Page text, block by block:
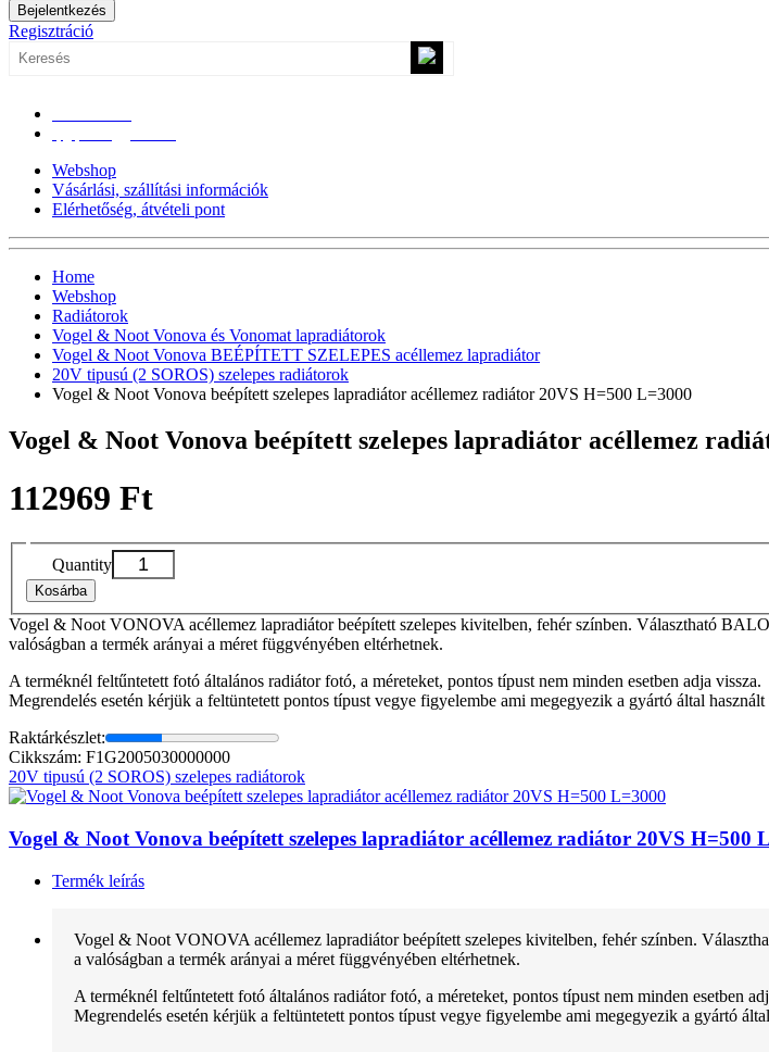
Bejelentkezés
Regisztráció
Webshop
Vásárlási, szállítási információk
Elérhetőség, átvételi pont
Home
Webshop
Radiátorok
Vogel & Noot Vonova és Vonomat lapradiátorok
Vogel & Noot Vonova BEÉPÍTETT SZELEPES acéllemez lapradiátor
20V tipusú (2 SOROS) szelepes radiátorok
Vogel & Noot Vonova beépített szelepes lapradiátor acéllemez radiátor 20VS H=500 L=3000
Vogel & Noot Vonova beépített szelepes lapradiátor acéllemez
112969 Ft
Quantity
Kosárba
Vogel & Noot VONOVA acéllemez lapradiátor beépített szelepes kivitelben, fehér színben. Választható
valóságban a termék arányai a méret függvényében eltérhetnek.
A terméknél feltűntetett fotó általános radiátor fotó, a méreteket, pontos típust nem minden esetben adja vissza.
Megrendelés esetén kérjük a feltüntetett pontos típust vegye figyelembe ami megegyezik a gyártó által
Raktárkészlet:
Cikkszám: F1G2005030000000
20V tipusú (2 SOROS) szelepes radiátorok
Vogel & Noot Vonova beépített szelepes lapradiátor acéllemez radiátor 20VS H=500
Termék leírás
Vogel & Noot VONOVA acéllemez lapradiátor beépített szelepes kivitelben, fehér színben.
a valóságban a termék arányai a méret függvényében eltérhetnek.
A terméknél feltűntetett fotó általános radiátor fotó, a méreteket, pontos típust nem minden esetben
Megrendelés esetén kérjük a feltüntetett pontos típust vegye figyelembe ami megegyezik a gyártó